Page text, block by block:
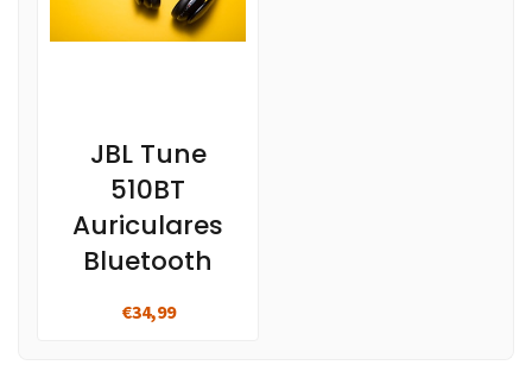
JBL Tune
510BT
Auriculares
Bluetooth
€34,99